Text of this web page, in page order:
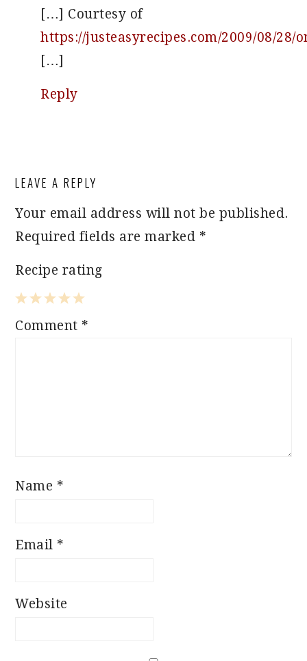
[…] Courtesy of
https://justeasyrecipes.com/2009/08/28/
[…]
Reply
LEAVE A REPLY
Your email address will not be published.
Required fields are marked *
Recipe rating
5
4
3
2
1
Comment *
Name *
Email *
Website